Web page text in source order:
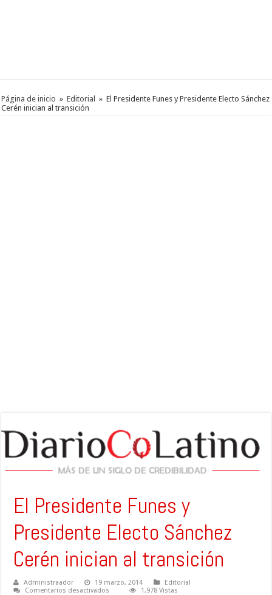
Página de inicio » Editorial » El Presidente Funes y Presidente Electo Sánchez
Cerén inician al transición
El Presidente Funes y
Presidente Electo Sánchez
Cerén inician al transición
Administraador 19 marzo, 2014
Editorial
Comentarios desactivados
1,978 Vistas